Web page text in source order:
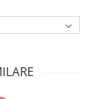
contactati